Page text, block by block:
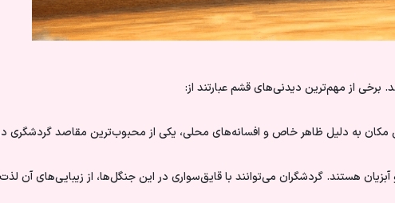
از مهم‌ترین دیدنی‌های قشم عبارتند از:
مکان به دلیل ظاهر خاص و افسانه‌های محلی، یکی از محبوب‌ترین مقاصد
هستند. گردشگران می‌توانند با قایق‌سواری در این جنگل‌ها، از زیبایی‌های آن لذت